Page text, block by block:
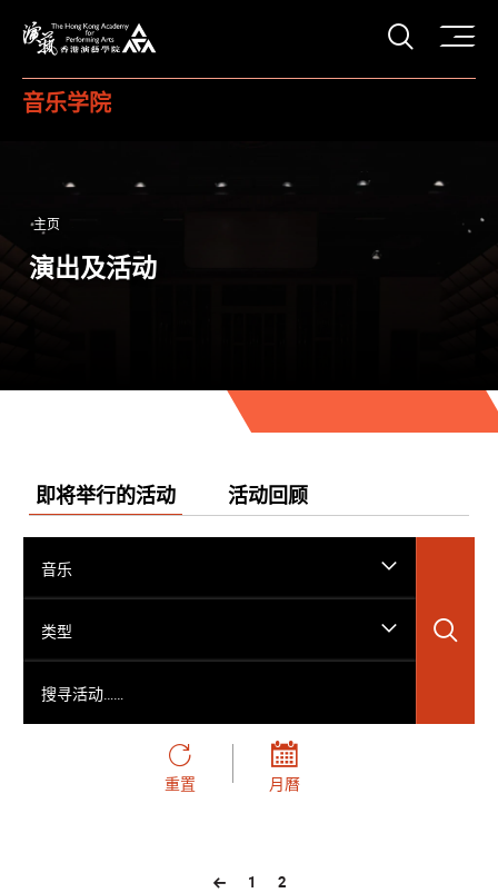
打开
音乐学院
主页
演出及活动
即将举行的活动 活动回顾
音乐
类型
重置 月曆
1 2